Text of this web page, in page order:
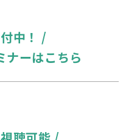
中！ /
ナーはこちら